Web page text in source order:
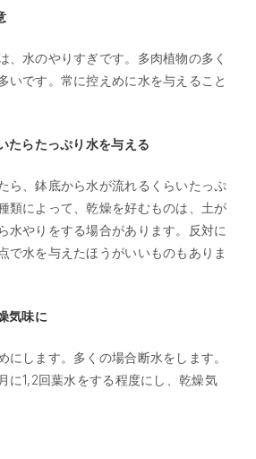
、水のやりすぎです。多肉植物の多く
いです。常に控えめに水を与えること
たらたっぷり水を与える
ら、鉢底から水が流れるくらいたっぷ
類によって、乾燥を好むものは、土が
水やりをする場合があります。反対に
で水を与えたほうがいいものもありま
気味に
にします。多くの場合断水をします。
に1,2回葉水をする程度にし、乾燥気